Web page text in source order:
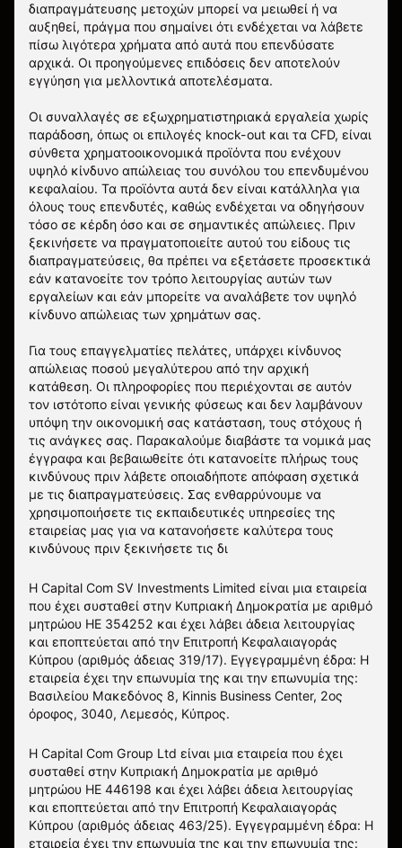
διαπραγμάτευσης μετοχών μπορεί να μειωθεί ή να
αυξηθεί, πράγμα που σημαίνει ότι ενδέχεται να λάβετε
πίσω λιγότερα χρήματα από αυτά που επενδύσατε
αρχικά. Οι προηγούμενες επιδόσεις δεν αποτελούν
εγγύηση για μελλοντικά αποτελέσματα.
Οι συναλλαγές σε εξωχρηματιστηριακά εργαλεία χωρίς
παράδοση, όπως οι επιλογές knock-out και τα CFD, είναι
σύνθετα χρηματοοικονομικά προϊόντα που ενέχουν
υψηλό κίνδυνο απώλειας του συνόλου του επενδυμένου
κεφαλαίου. Τα προϊόντα αυτά δεν είναι κατάλληλα για
όλους τους επενδυτές, καθώς ενδέχεται να οδηγήσουν
τόσο σε κέρδη όσο και σε σημαντικές απώλειες. Πριν
ξεκινήσετε να πραγματοποιείτε αυτού του είδους τις
διαπραγματεύσεις, θα πρέπει να εξετάσετε προσεκτικά
εάν κατανοείτε τον τρόπο λειτουργίας αυτών των
εργαλείων και εάν μπορείτε να αναλάβετε τον υψηλό
κίνδυνο απώλειας των χρημάτων σας.
Για τους επαγγελματίες πελάτες, υπάρχει κίνδυνος
απώλειας ποσού μεγαλύτερου από την αρχική
κατάθεση. Οι πληροφορίες που περιέχονται σε αυτόν
τον ιστότοπο είναι γενικής φύσεως και δεν λαμβάνουν
υπόψη την οικονομική σας κατάσταση, τους στόχους ή
τις ανάγκες σας. Παρακαλούμε διαβάστε τα νομικά μας
έγγραφα και βεβαιωθείτε ότι κατανοείτε πλήρως τους
κινδύνους πριν λάβετε οποιαδήποτε απόφαση σχετικά
με τις διαπραγματεύσεις. Σας ενθαρρύνουμε να
χρησιμοποιήσετε τις εκπαιδευτικές υπηρεσίες της
εταιρείας μας για να κατανοήσετε καλύτερα τους
κινδύνους πριν ξεκινήσετε τις δι
Η Capital Com SV Investments Limited είναι μια εταιρεία
που έχει συσταθεί στην Κυπριακή Δημοκρατία με αριθμό
μητρώου HE 354252 και έχει λάβει άδεια λειτουργίας
και εποπτεύεται από την Επιτροπή Κεφαλαιαγοράς
Κύπρου (αριθμός άδειας 319/17). Εγγεγραμμένη έδρα: Η
εταιρεία έχει την επωνυμία της και την επωνυμία της:
Βασιλείου Μακεδόνος 8, Kinnis Business Center, 2ος
όροφος, 3040, Λεμεσός, Κύπρος.
Η Capital Com Group Ltd είναι μια εταιρεία που έχει
συσταθεί στην Κυπριακή Δημοκρατία με αριθμό
μητρώου ΗΕ 446198 και έχει λάβει άδεια λειτουργίας
και εποπτεύεται από την Επιτροπή Κεφαλαιαγοράς
Κύπρου (αριθμός άδειας 463/25). Εγγεγραμμένη έδρα: Η
εταιρεία έχει την επωνυμία της και την επωνυμία της: